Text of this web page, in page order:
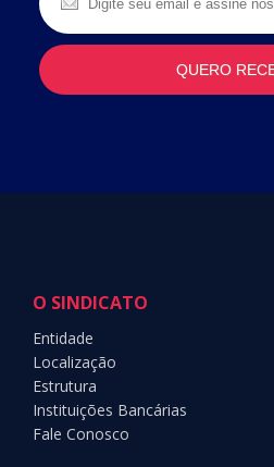
O SINDICATO
Entidade
Localização
Estrutura
Instituições Bancárias
Fale Conosco